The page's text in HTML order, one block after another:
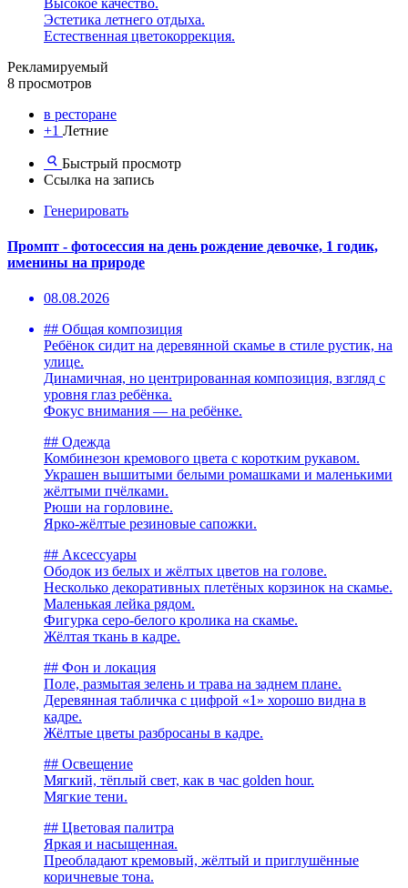
Эстетика летнего отдыха.
Естественная цветокоррекция.
Рекламируемый
8 просмотров
в ресторане
+1 Летние
Быстрый просмотр
Ссылка на запись
Генерировать
Промпт - фотосессия на день рождение девочке, 1 годик,
именины на природе
08.08.2026
## Общая композиция
Ребёнок сидит на деревянной скамье в стиле рустик, на
улице.
Динамичная, но центрированная композиция, взгляд с
уровня глаз ребёнка.
Фокус внимания — на ребёнке.
## Одежда
Комбинезон кремового цвета с коротким рукавом.
Украшен вышитыми белыми ромашками и маленькими
жёлтыми пчёлками.
Рюши на горловине.
Ярко-жёлтые резиновые сапожки.
## Аксессуары
Ободок из белых и жёлтых цветов на голове.
Несколько декоративных плетёных корзинок на скамье.
Маленькая лейка рядом.
Фигурка серо-белого кролика на скамье.
Жёлтая ткань в кадре.
## Фон и локация
Поле, размытая зелень и трава на заднем плане.
Деревянная табличка с цифрой «1» хорошо видна в
кадре.
Жёлтые цветы разбросаны в кадре.
## Освещение
Мягкий, тёплый свет, как в час golden hour.
Мягкие тени.
## Цветовая палитра
Яркая и насыщенная.
Преобладают кремовый, жёлтый и приглушённые
коричневые тона.